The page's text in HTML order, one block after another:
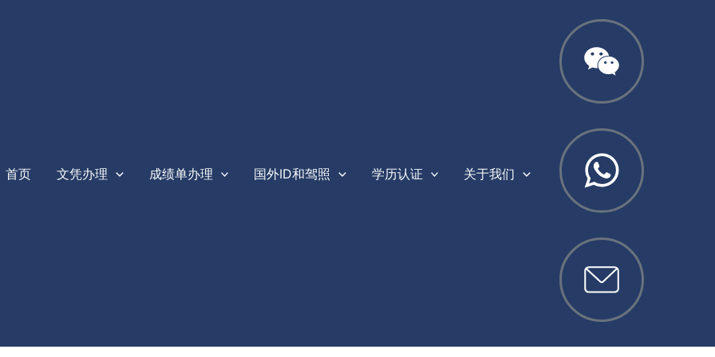
首页 文凭办理 成绩单办理 国外ID和驾照 学历认证 关于我们